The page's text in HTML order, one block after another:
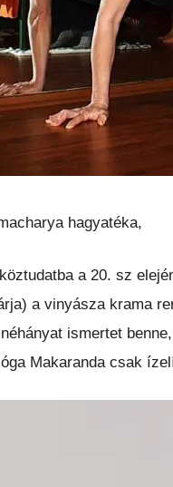
hagyatéka,
a 20. sz
a vinyásza krama
ismertet
Makaranda csak